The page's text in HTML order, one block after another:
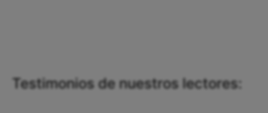
Testimonios de nuestros lectores: